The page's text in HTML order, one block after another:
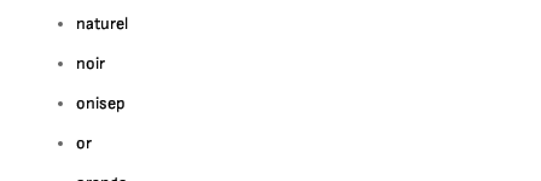
naturel
noir
onisep
or